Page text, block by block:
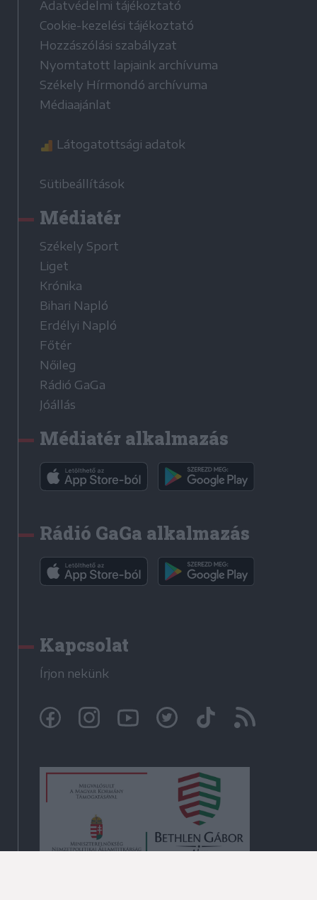
Adatvédelmi tájékoztató
Cookie-kezelési tájékoztató
Hozzászólási szabályzat
Nyomtatott lapjaink archívuma
Székely Hírmondó archívuma
Médiaajánlat
Látogatottsági adatok
Sütibeállítások
Médiatér
Székely Sport
Liget
Krónika
Bihari Napló
Erdélyi Napló
Főtér
Nőileg
Rádió GaGa
Jóállás
Médiatér alkalmazás
Rádió GaGa alkalmazás
Kapcsolat
Írjon nekünk